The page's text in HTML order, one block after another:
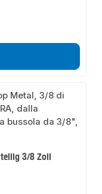
3/8 Zoll